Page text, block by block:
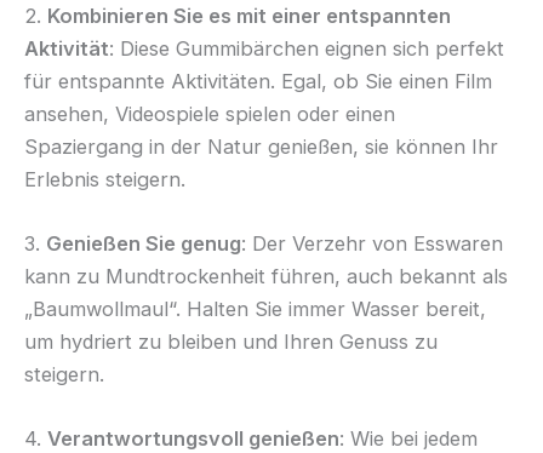
2. Kombinieren Sie es mit einer entspannten
Aktivität: Diese Gummibärchen eignen sich perfekt
für entspannte Aktivitäten. Egal, ob Sie einen Film
ansehen, Videospiele spielen oder einen
Spaziergang in der Natur genießen, sie können Ihr
Erlebnis steigern.
3. Genießen Sie genug: Der Verzehr von Esswaren
kann zu Mundtrockenheit führen, auch bekannt als
„Baumwollmaul“. Halten Sie immer Wasser bereit,
um hydriert zu bleiben und Ihren Genuss zu
steigern.
4. Verantwortungsvoll genießen: Wie bei jedem